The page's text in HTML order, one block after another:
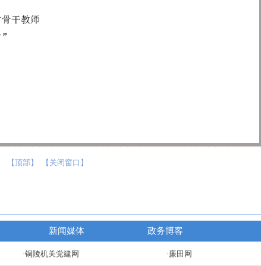
【顶部】 【关闭窗口】
新闻媒体 政务博客
·铜陵机关党建网 ·廉田网